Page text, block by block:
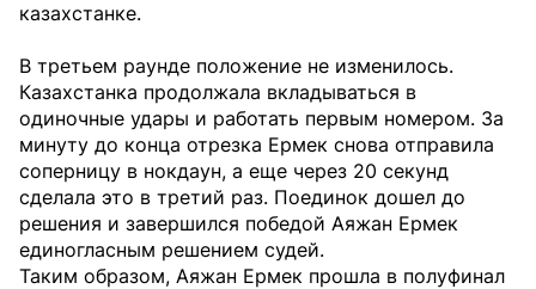
казахстанке.
В третьем раунде положение не изменилось.
Казахстанка продолжала вкладываться в
одиночные удары и работать первым номером. За
минуту до конца отрезка Ермек снова отправила
соперницу в нокдаун, а еще через 20 секунд
сделала это в третий раз. Поединок дошел до
решения и завершился победой Аяжан Ермек
единогласным решением судей.
Таким образом, Аяжан Ермек прошла в полуфинал